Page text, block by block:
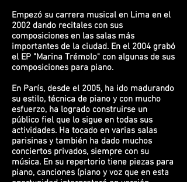
Empezó su carrera musical en Lima en el
2002 dando recitales con sus
composiciones en las salas más
importantes de la ciudad. En el 2004 grabó
el EP "Marina Trémolo" con algunas de sus
composiciones para piano.
En París, desde el 2005, ha ido madurando
su estilo, técnica de piano y con mucho
esfuerzo, ha logrado construirse un
público fiel que lo sigue en todas sus
actividades. Ha tocado en varias salas
parisinas y también ha dado muchos
conciertos privados, siempre con su
música. En su repertorio tiene piezas para
piano, canciones (piano y voz que en esta